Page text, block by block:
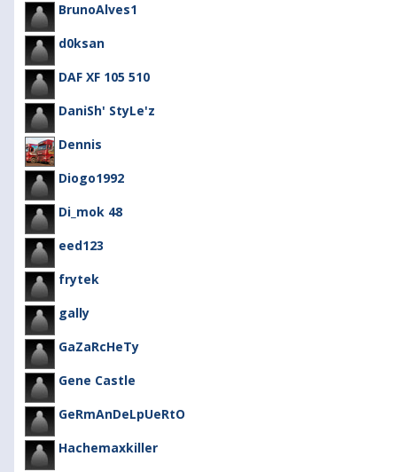
BrunoAlves1
d0ksan
DAF XF 105 510
DaniSh' StyLe'z
Dennis
Diogo1992
Di_mok 48
eed123
frytek
gally
GaZaRcHeTy
Gene Castle
GeRmAnDeLpUeRtO
Hachemaxkiller